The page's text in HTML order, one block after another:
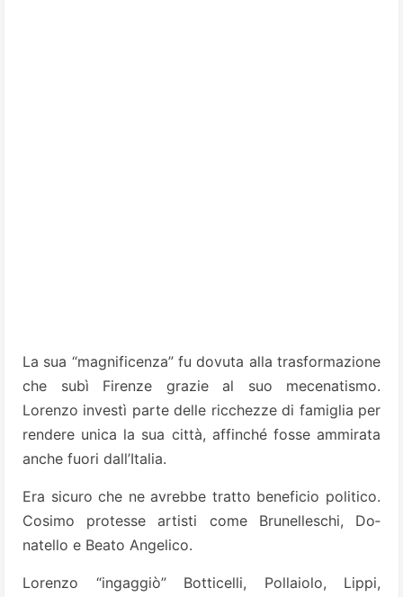
La sua “magnificenza” fu dovuta alla tra­sformazione
che subì Firenze grazie al suo mecenatismo.
Lorenzo investì parte delle ricchezze di famiglia per
rendere unica la sua città, affinché fosse ammirata
anche fuori dall’Italia.
Era sicuro che ne avrebbe tratto beneficio politico.
Cosimo protesse artisti come Brunelleschi, Do­
natello e Beato Angeli­co.
Lorenzo “ingaggiò” Botticelli, Pollaiolo, Lippi,